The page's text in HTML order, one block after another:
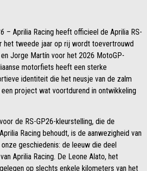
– Aprilia Racing heeft officieel de Aprilia RS-
het tweede jaar op rij wordt toevertrouwd
Jorge Martín voor het 2026 MotoGP-
motorfiets heeft een sterke
identiteit die het neusje van de zalm
project wat voortdurend in ontwikkeling
de RS-GP26-kleurstelling, die de
Racing behoudt, is de aanwezigheid van
geschiedenis: de leeuw die deel
Aprilia Racing. De Leone Alato, het
op slechts enkele kilometers van het